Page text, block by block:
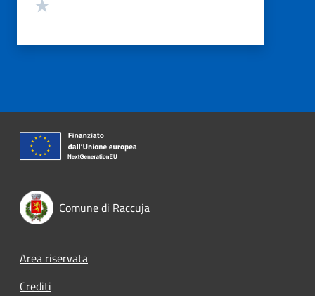
Comune di Raccuja
Footer menu
Area riservata
Crediti